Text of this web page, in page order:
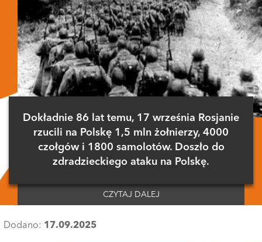
Dokładnie 86 lat temu, 17 września Rosjanie
rzucili na Polskę 1,5 mln żołnierzy, 4000
czołgów i 1800 samolotów. Doszło do
zdradzieckiego ataku na Polskę.
CZYTAJ DALEJ
Dodano: 17.09.2025